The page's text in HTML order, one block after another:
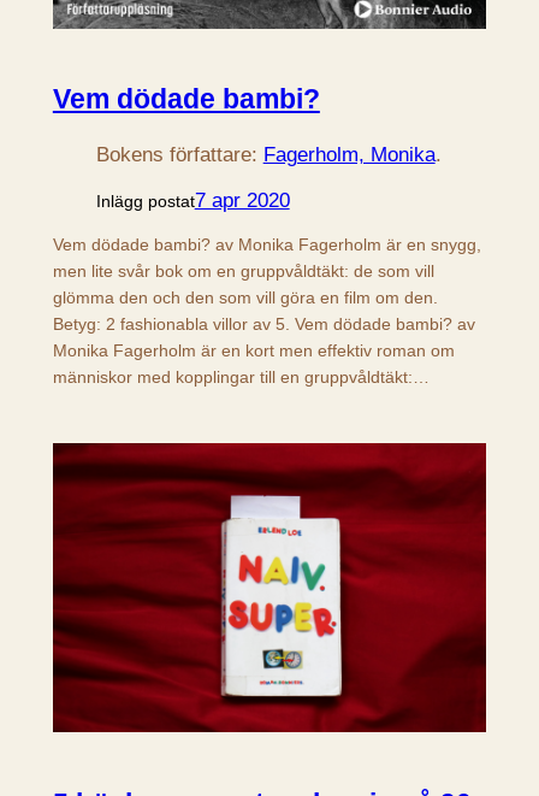
Vem dödade bambi?
Bokens författare: Fagerholm, Monika.
Inlägg postat7 apr 2020
Vem dödade bambi? av Monika Fagerholm är en snygg,
men lite svår bok om en gruppvåldtäkt: de som vill
glömma den och den som vill göra en film om den.
Betyg: 2 fashionabla villor av 5. Vem dödade bambi? av
Monika Fagerholm är en kort men effektiv roman om
människor med kopplingar till en gruppvåldtäkt:…